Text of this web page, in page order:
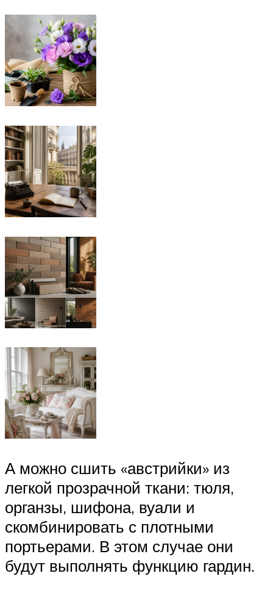
А можно сшить «австрийки» из
легкой прозрачной ткани: тюля,
органзы, шифона, вуали и
скомбинировать с плотными
портьерами. В этом случае они
будут выполнять функцию гардин.